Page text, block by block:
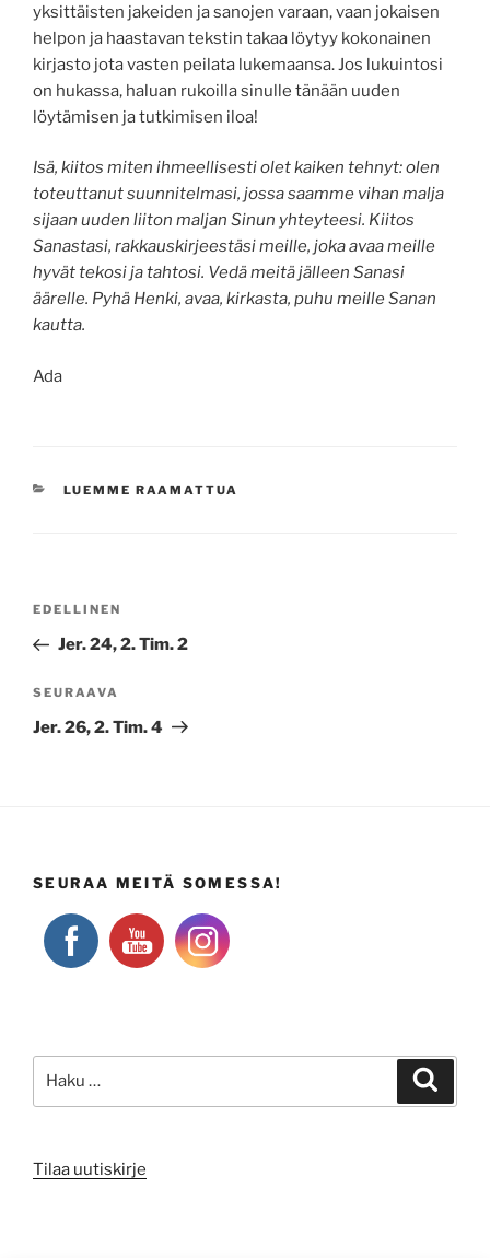
yksittäisten jakeiden ja sanojen varaan, vaan jokaisen
helpon ja haastavan tekstin takaa löytyy kokonainen
kirjasto jota vasten peilata lukemaansa. Jos lukuintosi
on hukassa, haluan rukoilla sinulle tänään uuden
löytämisen ja tutkimisen iloa!
Isä, kiitos miten ihmeellisesti olet kaiken tehnyt: olen
toteuttanut suunnitelmasi, jossa saamme vihan malja
sijaan uuden liiton maljan Sinun yhteyteesi. Kiitos
Sanastasi, rakkauskirjeestäsi meille, joka avaa meille
hyvät tekosi ja tahtosi. Vedä meitä jälleen Sanasi
äärelle. Pyhä Henki, avaa, kirkasta, puhu meille Sanan
kautta.
Ada
KATEGORIAT
LUEMME RAAMATTUA
Edellinen
artikkeli
EDELLINEN
Jer. 24, 2. Tim. 2
Seuraava
artikkeli
SEURAAVA
Jer. 26, 2. Tim. 4
SEURAA MEITÄ SOMESSA!
Tilaa uutiskirje